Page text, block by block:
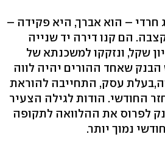
חרדי – הוא אברך, היא פקידה –
הם קנו דירה יד שנייה
שקל, ונזקקו למשכנתא של
הבנק שאחד ההורים יהיה לווה
עסק, התחייבה להוראת
החודשי. הודות לגילה הצעיר
לפרוס את ההלוואה לתקופה
נמוך יותר.